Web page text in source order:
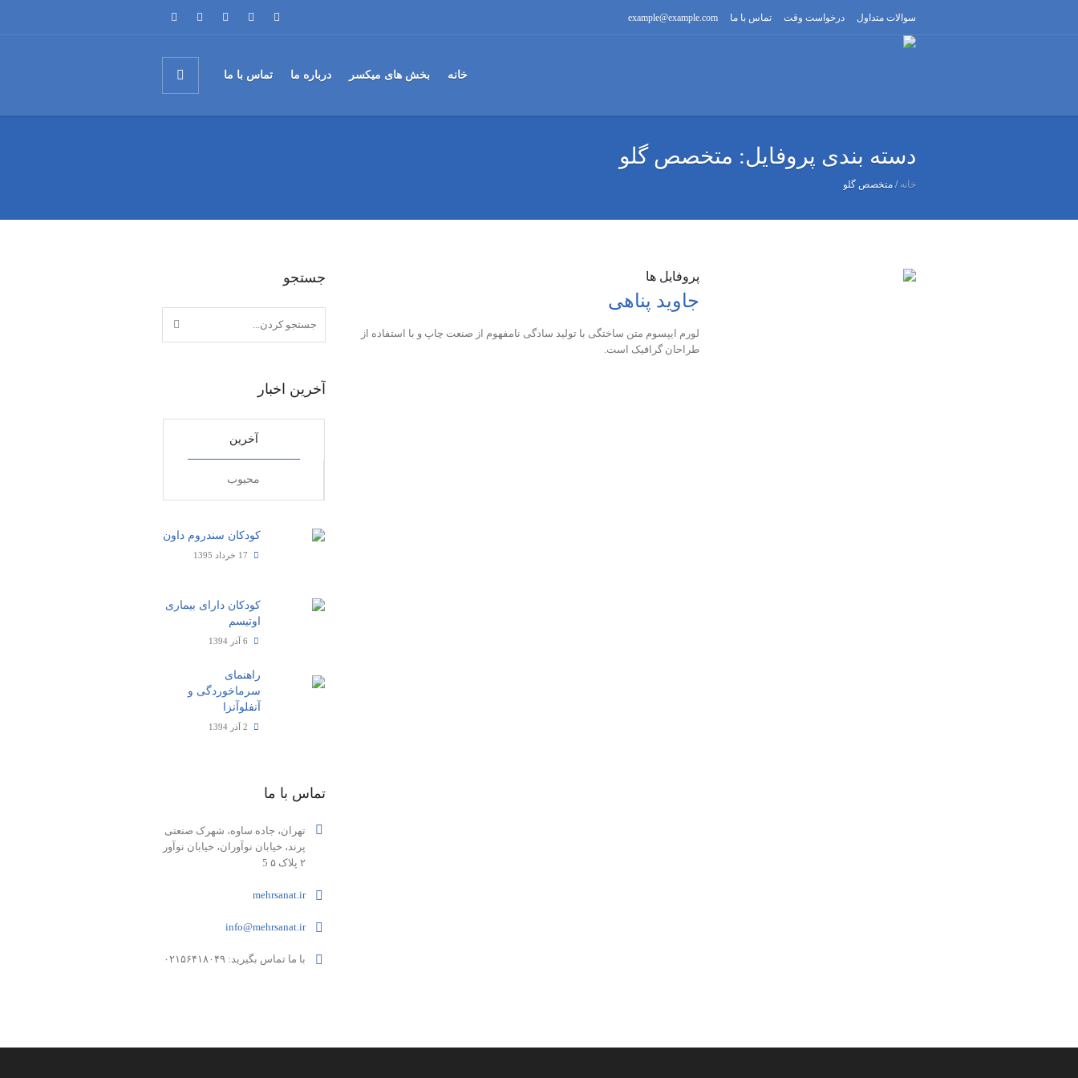
سوالات متداول درخواست وقت تماس با ما example@example.com
خانه بخش های میکسر درباره ما تماس با ما
دسته بندی پروفایل: متخصص گلو
خانه / متخصص گلو
پروفایل ها
جاوید پناهی
لورم ایپسوم متن ساختگی با تولید سادگی نامفهوم از صنعت چاپ و با استفاده از
طراحان گرافیک است.
جستجو
آخرین اخبار
آخرین
محبوب
کودکان سندروم داون
17 خرداد 1395
کودکان دارای بیماری
اوتیسم
6 آذر 1394
راهنمای
سرماخوردگی و
آنفلوآنزا
2 آذر 1394
تماس با ما
تهران، جاده ساوه، شهرک صنعتی
پرند، خیابان نوآوران، خیابان نوآور
۲ پلاک ۵ 5
mehrsanat.ir
info@mehrsanat.ir
با ما تماس بگیرید: ۰۲۱۵۶۴۱۸۰۴۹